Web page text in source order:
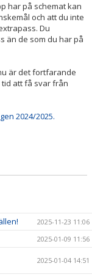
har på schemat kan
och att du inte
Du
än de som du har på
är det fortfarande
att få svar från
2024/2025.
2025-11-23 11:06
2025-01-09 11:56
2025-01-04 14:51